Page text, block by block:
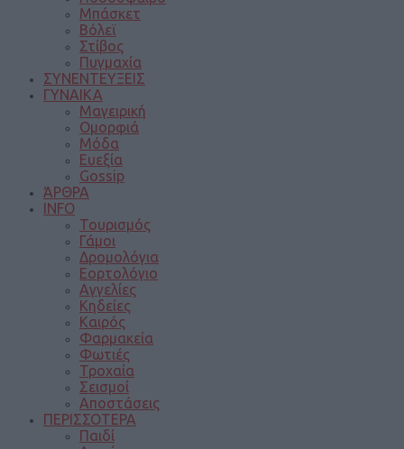
Μπάσκετ
Βόλεϊ
Στίβος
Πυγμαχία
ΣΥΝΕΝΤΕΥΞΕΙΣ
ΓΥΝΑΙΚΑ
Μαγειρική
Ομορφιά
Μόδα
Ευεξία
Gossip
ΆΡΘΡΑ
INFO
Τουρισμός
Γάμοι
Δρομολόγια
Εορτολόγιο
Αγγελίες
Κηδείες
Καιρός
Φαρμακεία
Φωτιές
Τροχαία
Σεισμοί
Αποστάσεις
ΠΕΡΙΣΣΟΤΕΡΑ
Παιδί